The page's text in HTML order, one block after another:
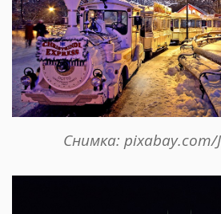
Снимка: pixabay.com/